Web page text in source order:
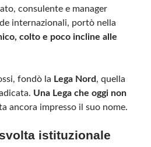
consulente e manager
internazionali, portò nella
colto e poco incline alle
fondò la Lega Nord, quella
Una Lega che oggi non
ancora impresso il suo nome.
istituzionale